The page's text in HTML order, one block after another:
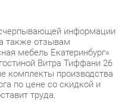
мебель Екатеринбург»
производства
по цене со скидкой и
труда.
Товары из
Екатеринбурге вы
момента оформления